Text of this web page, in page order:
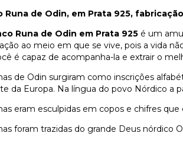
Runa de Odin, em Prata 925,
Runa de Odin em Prata 925 é um
ao meio em que se vive, pois a vida
é capaz de acompanha-la e extrair o
de Odin surgiram como inscrições
da Europa. Na língua do povo Nórdico a
eram esculpidas em copos e chifres
foram trazidas do grande Deus nórdico